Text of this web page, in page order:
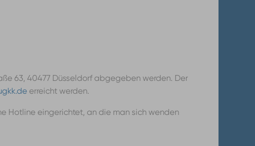
63, 40477 Düsseldorf abgegeben werden. Der
erreicht werden.
Hotline eingerichtet, an die man sich wenden